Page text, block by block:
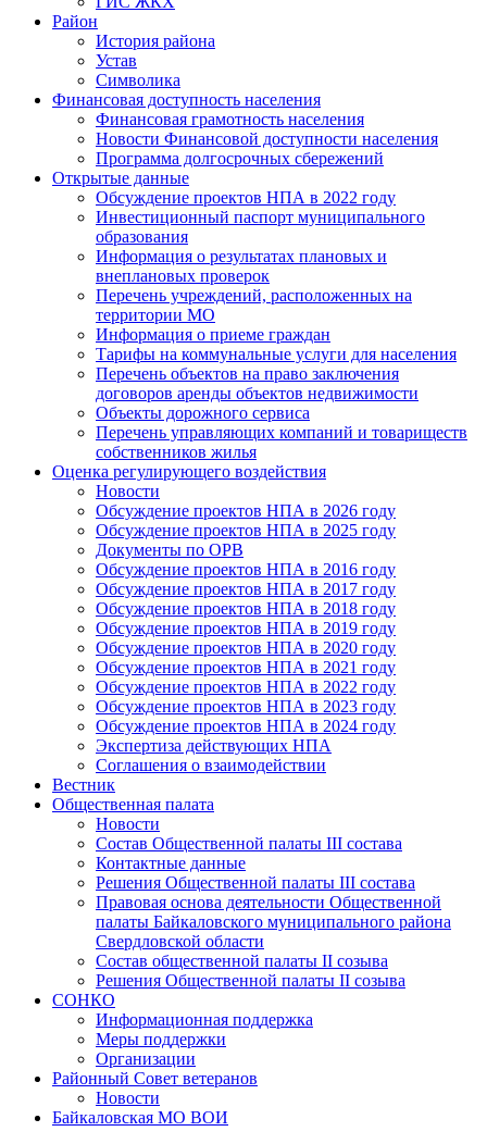
Район
История района
Устав
Символика
Финансовая доступность населения
Финансовая грамотность населения
Новости Финансовой доступности населения
Программа долгосрочных сбережений
Открытые данные
Обсуждение проектов НПА в 2022 году
Инвестиционный паспорт муниципального
образования
Информация о результатах плановых и
внеплановых проверок
Перечень учреждений, расположенных на
территории МО
Информация о приеме граждан
Тарифы на коммунальные услуги для населения
Перечень объектов на право заключения
договоров аренды объектов недвижимости
Объекты дорожного сервиса
Перечень управляющих компаний и товариществ
собственников жилья
Оценка регулирующего воздействия
Новости
Обсуждение проектов НПА в 2026 году
Обсуждение проектов НПА в 2025 году
Документы по ОРВ
Обсуждение проектов НПА в 2016 году
Обсуждение проектов НПА в 2017 году
Обсуждение проектов НПА в 2018 году
Обсуждение проектов НПА в 2019 году
Обсуждение проектов НПА в 2020 году
Обсуждение проектов НПА в 2021 году
Обсуждение проектов НПА в 2022 году
Обсуждение проектов НПА в 2023 году
Обсуждение проектов НПА в 2024 году
Экспертиза действующих НПА
Соглашения о взаимодействии
Вестник
Общественная палата
Новости
Состав Общественной палаты III состава
Контактные данные
Решения Общественной палаты III состава
Правовая основа деятельности Общественной
палаты Байкаловского муниципального района
Свердловской области
Состав общественной палаты II созыва
Решения Общественной палаты II созыва
СОНКО
Информационная поддержка
Меры поддержки
Организации
Районный Совет ветеранов
Новости
Байкаловская МО ВОИ